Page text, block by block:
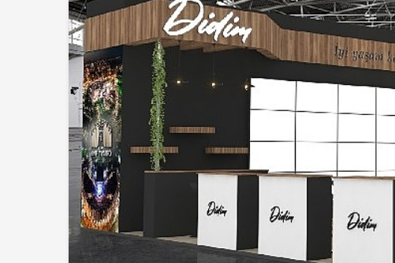
Kaybetti: Kuzey
Makedonya’da Toprağa
Verilecek